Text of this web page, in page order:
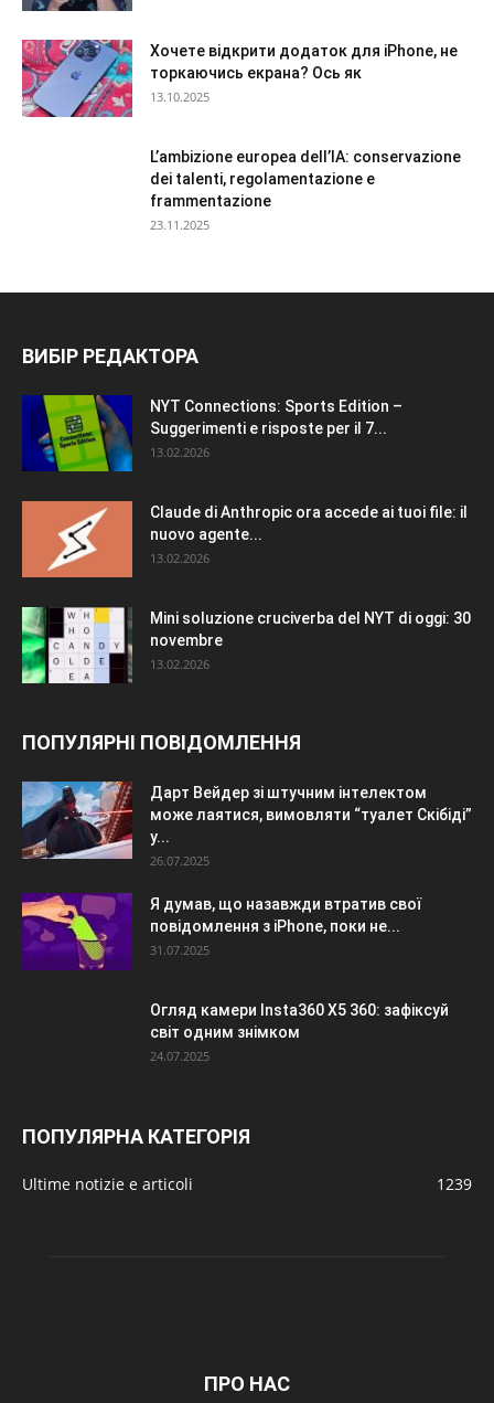
Хочете відкрити додаток для iPhone, не
торкаючись екрана? Ось як
13.10.2025
L’ambizione europea dell’IA: conservazione
dei talenti, regolamentazione e
frammentazione
23.11.2025
ВИБІР РЕДАКТОРА
NYT Connections: Sports Edition –
Suggerimenti e risposte per il 7...
13.02.2026
Claude di Anthropic ora accede ai tuoi file: il
nuovo agente...
13.02.2026
Mini soluzione cruciverba del NYT di oggi: 30
novembre
13.02.2026
ПОПУЛЯРНІ ПОВІДОМЛЕННЯ
Дарт Вейдер зі штучним інтелектом
може лаятися, вимовляти “туалет Скібіді”
у...
26.07.2025
Я думав, що назавжди втратив свої
повідомлення з iPhone, поки не...
31.07.2025
Огляд камери Insta360 X5 360: зафіксуй
світ одним знімком
24.07.2025
ПОПУЛЯРНА КАТЕГОРІЯ
Ultime notizie e articoli 1239
ПРО НАС